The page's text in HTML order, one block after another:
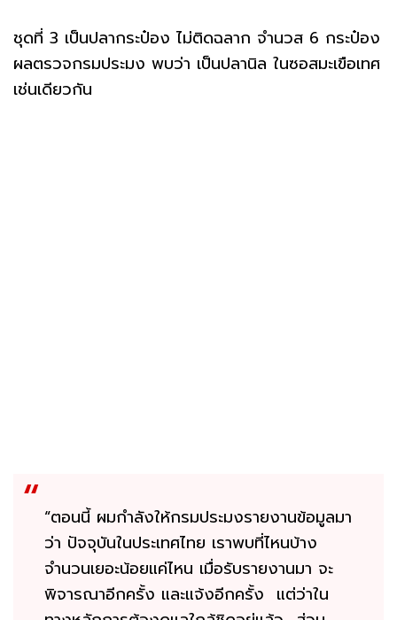
ชุดที่ 3 เป็นปลากระป๋อง ไม่ติดฉลาก จำนวส 6 กระป๋อง
ผลตรวจกรมประมง พบว่า เป็นปลานิล ในซอสมะเขือเทศ
เช่นเดียวกัน
“ตอนนี้ ผมกำลังให้กรมประมงรายงานข้อมูลมา
ว่า ปัจจุบันในประเทศไทย เราพบที่ไหนบ้าง
จำนวนเยอะน้อยแค่ไหน เมื่อรับรายงานมา จะ
พิจารณาอีกครั้ง และแจ้งอีกครั้ง แต่ว่าใน